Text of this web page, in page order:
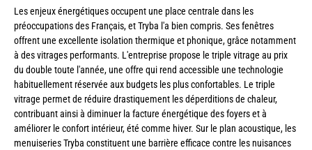
Les enjeux énergétiques occupent une place centrale dans les
préoccupations des Français, et Tryba l'a bien compris. Ses fenêtres
offrent une excellente isolation thermique et phonique, grâce notamment
à des vitrages performants. L'entreprise propose le triple vitrage au prix
du double toute l'année, une offre qui rend accessible une technologie
habituellement réservée aux budgets les plus confortables. Le triple
vitrage permet de réduire drastiquement les déperditions de chaleur,
contribuant ainsi à diminuer la facture énergétique des foyers et à
améliorer le confort intérieur, été comme hiver. Sur le plan acoustique, les
menuiseries Tryba constituent une barrière efficace contre les nuisances